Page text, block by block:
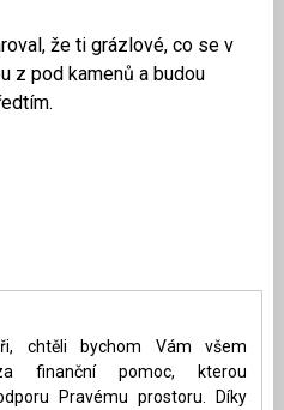
že ti grázlové, co se v
z pod kamenů a budou
chtěli bychom Vám všem
finanční pomoc, kterou
Pravému prostoru. Díky